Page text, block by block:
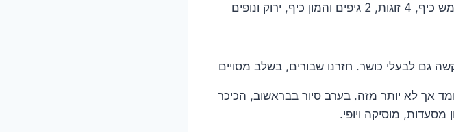
טיול גיפים עם צביקה המקסים. היה ממש כיף, 4 זוגות, 2 גיפים והמון כיף, ירוק ונופים
גם לבעלי כושר. חזרנו שבורים, בשלב מסויים
אך לא יותר מזה. בערב סיור בבראשוב, הכיכר
מוסיקה ויופי.